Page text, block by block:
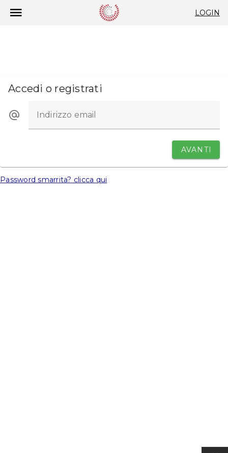
LOGIN
Accedi o registrati
Indirizzo email
AVANTI
Password smarrita? clicca qui